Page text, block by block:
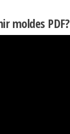
moldes PDF?